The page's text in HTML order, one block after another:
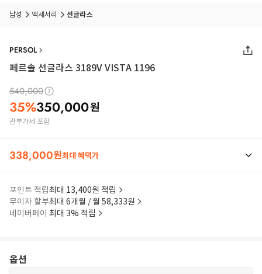
남성 액세서리 선글라스
PERSOL
페르솔 선글라스 3189V VISTA 1196
540,000
35%350,000원
관부가세 포함
338,000원최대 혜택가
포인트 적립최대 13,400원 적립
무이자 할부최대 6개월 / 월 58,333원
네이버페이 최대 3% 적립
옵션